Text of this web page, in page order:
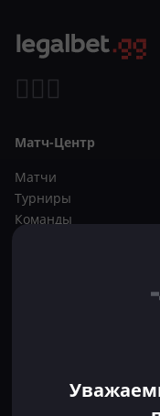
Матч-Центр
Матчи
Турниры
Команды
Фрибеты